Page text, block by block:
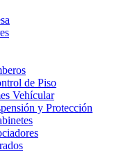
de Piso
Vehícular
y Protección